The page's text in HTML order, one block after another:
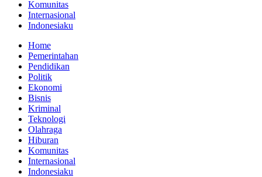
Komunitas
Internasional
Indonesiaku
Home
Pemerintahan
Pendidikan
Politik
Ekonomi
Bisnis
Kriminal
Teknologi
Olahraga
Hiburan
Komunitas
Internasional
Indonesiaku